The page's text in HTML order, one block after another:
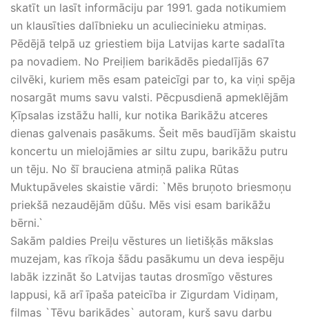
skatīt un lasīt informāciju par 1991. gada notikumiem
un klausīties dalībnieku un aculiecinieku atmiņas.
Pēdējā telpā uz griestiem bija Latvijas karte sadalīta
pa novadiem. No Preiļiem barikādēs piedalījās 67
cilvēki, kuriem mēs esam pateicīgi par to, ka viņi spēja
nosargāt mums savu valsti. Pēcpusdienā apmeklējām
Ķīpsalas izstāžu halli, kur notika Barikāžu atceres
dienas galvenais pasākums. Šeit mēs baudījām skaistu
koncertu un mielojāmies ar siltu zupu, barikāžu putru
un tēju. No šī brauciena atmiņā palika Rūtas
Muktupāveles skaistie vārdi: `Mēs bruņoto briesmoņu
priekšā nezaudējām dūšu. Mēs visi esam barikāžu
bērni.`
Sakām paldies Preiļu vēstures un lietišķās mākslas
muzejam, kas rīkoja šādu pasākumu un deva iespēju
labāk izzināt šo Latvijas tautas drosmīgo vēstures
lappusi, kā arī īpaša pateicība ir Zigurdam Vidiņam,
filmas `Tēvu barikādes` autoram, kurš savu darbu